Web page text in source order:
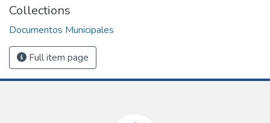
Collections
Documentos Municipales
Full item page